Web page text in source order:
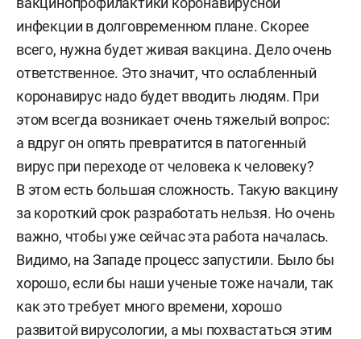
инфекции в долговременном плане. Скорее
всего, нужна будет живая вакцина. Дело очень
ответственное. Это значит, что ослабленный
коронавирус надо будет вводить людям. При
этом всегда возникает очень тяжелый вопрос:
а вдруг он опять превратится в патогенный
вирус при переходе от человека к человеку?
В этом есть большая сложность. Такую вакцину
за короткий срок разработать нельзя. Но очень
важно, чтобы уже сейчас эта работа началась.
Видимо, на Западе процесс запустили. Было бы
хорошо, если бы наши ученые тоже начали, так
как это требует много времени, хорошо
развитой вирусологии, а мы похвастаться этим